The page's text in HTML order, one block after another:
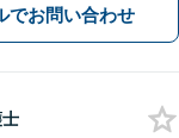
でお問い合わせ